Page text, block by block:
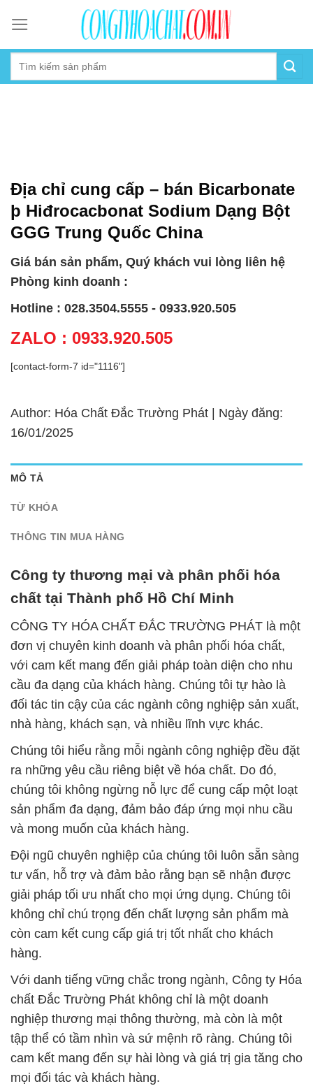
content
Địa chỉ cung cấp – bán Bicarbonate
þ Hiđrocacbonat Sodium Dạng Bột
GGG Trung Quốc China
Giá bán sản phẩm, Quý khách vui lòng liên hệ
Phòng kinh doanh :
Hotline : 028.3504.5555 - 0933.920.505
ZALO : 0933.920.505
[contact-form-7 id="1116"]
Author: Hóa Chất Đắc Trường Phát | Ngày đăng:
16/01/2025
MÔ TẢ
TỪ KHÓA
THÔNG TIN MUA HÀNG
Công ty thương mại và phân phối hóa
chất tại Thành phố Hồ Chí Minh
CÔNG TY HÓA CHẤT ĐẮC TRƯỜNG PHÁT là một
đơn vị chuyên kinh doanh và phân phối hóa chất,
với cam kết mang đến giải pháp toàn diện cho nhu
cầu đa dạng của khách hàng. Chúng tôi tự hào là
đối tác tin cậy của các ngành công nghiệp sản xuất,
nhà hàng, khách sạn, và nhiều lĩnh vực khác.
Chúng tôi hiểu rằng mỗi ngành công nghiệp đều đặt
ra những yêu cầu riêng biệt về hóa chất. Do đó,
chúng tôi không ngừng nỗ lực để cung cấp một loạt
sản phẩm đa dạng, đảm bảo đáp ứng mọi nhu cầu
và mong muốn của khách hàng.
Đội ngũ chuyên nghiệp của chúng tôi luôn sẵn sàng
tư vấn, hỗ trợ và đảm bảo rằng bạn sẽ nhận được
giải pháp tối ưu nhất cho mọi ứng dụng. Chúng tôi
không chỉ chú trọng đến chất lượng sản phẩm mà
còn cam kết cung cấp giá trị tốt nhất cho khách
hàng.
Với danh tiếng vững chắc trong ngành, Công ty Hóa
chất Đắc Trường Phát không chỉ là một doanh
nghiệp thương mại thông thường, mà còn là một
tập thể có tầm nhìn và sứ mệnh rõ ràng. Chúng tôi
cam kết mang đến sự hài lòng và giá trị gia tăng cho
mọi đối tác và khách hàng.